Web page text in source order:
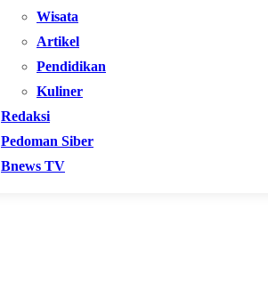
Wisata
Artikel
Pendidikan
Kuliner
Redaksi
Pedoman Siber
Bnews TV